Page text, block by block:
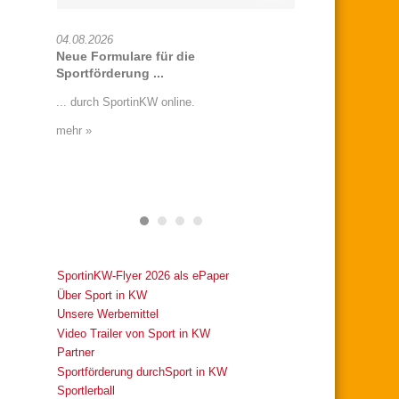
04.08.2026
Neue Formulare für die
Sportförderung ...
... durch SportinKW online.
mehr »
SportinKW-Flyer 2026 als ePaper
Über Sport in KW
Unsere Werbemittel
Video Trailer von Sport in KW
Partner
Sportförderung durchSport in KW
Sportlerball